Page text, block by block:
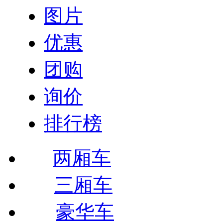
图片
优惠
团购
询价
排行榜
两厢车
三厢车
豪华车